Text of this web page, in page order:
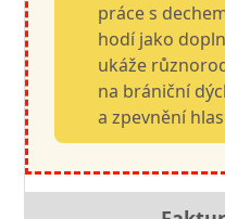
práce s
hodí jako
ukáže
na brániční
a zpevnění